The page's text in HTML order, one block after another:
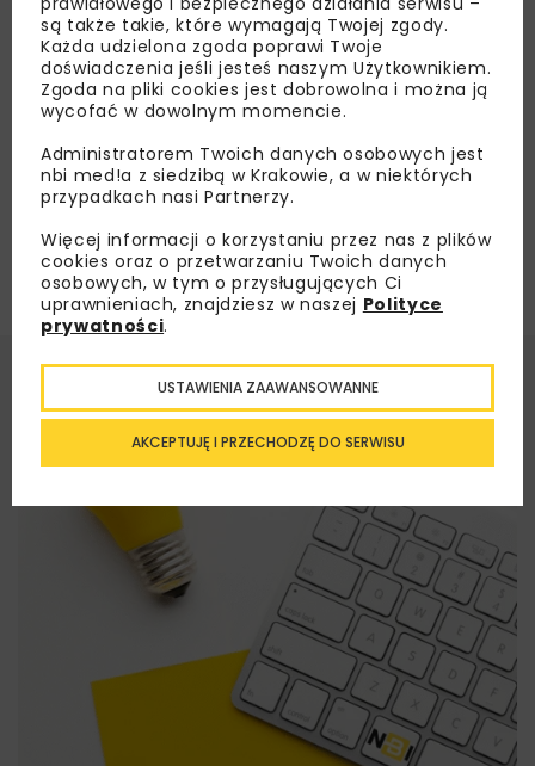
nabiera tempa w polskich zakładach
Załaduj więcej...
są także takie, które wymagają Twojej zgody.
Każda udzielona zgoda poprawi Twoje
doświadczenia jeśli jesteś naszym Użytkownikiem.
Zgoda na pliki cookies jest dobrowolna i można ją
wycofać w dowolnym momencie.
Administratorem Twoich danych osobowych jest
nbi med!a z siedzibą w Krakowie, a w niektórych
przypadkach nasi Partnerzy.
Więcej informacji o korzystaniu przez nas z plików
cookies oraz o przetwarzaniu Twoich danych
osobowych, w tym o przysługujących Ci
uprawnieniach, znajdziesz w naszej Polityce
prywatności.
AKCEPTUJĘ I PRZECHODZĘ DO SERWISU
USTAWIENIA ZAAWANSOWANNE